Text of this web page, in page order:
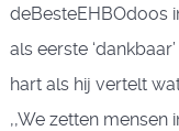
deBesteEHBOdoos
als eerste
hart als hij vertelt
,,We zetten mensen